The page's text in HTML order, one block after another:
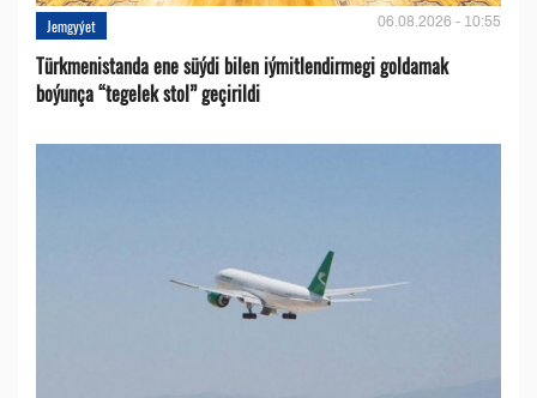
Jemgyýet 06.08.2026 - 10:55
Türkmenistanda ene süýdi bilen iýmitlendirmegi goldamak
boýunça “tegelek stol” geçirildi